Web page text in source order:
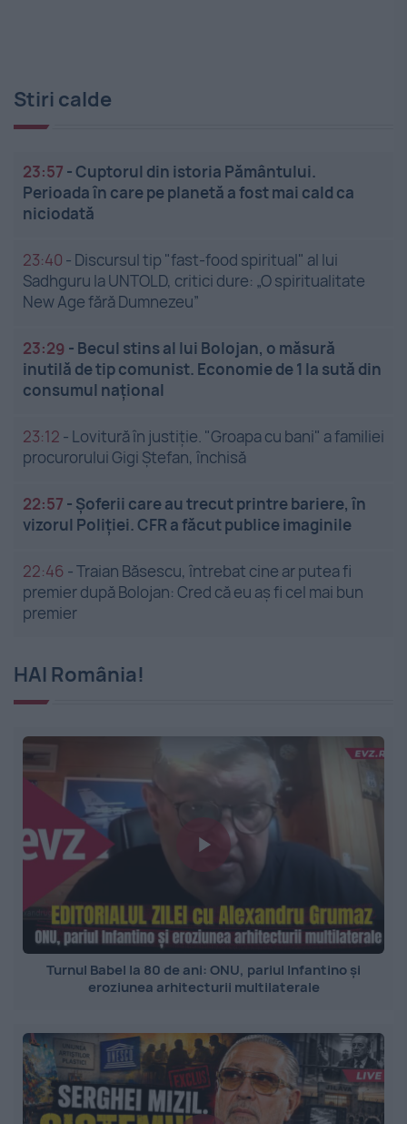
Stiri calde
23:57 -Cuptorul din istoria Pământului.
Perioada în care pe planetă a fost mai cald ca
niciodată
23:40 - Discursul tip "fast-food spiritual" al lui
Sadhguru la UNTOLD, critici dure: „O spiritualitate
New Age fără Dumnezeu”
23:29 - Becul stins al lui Bolojan, o măsură
inutilă de tip comunist. Economie de 1 la sută din
consumul național
23:12 - Lovitură în justiție. "Groapa cu bani" a familiei
procurorului Gigi Ștefan, închisă
22:57 - Șoferii care au trecut printre bariere, în
vizorul Poliției. CFR a făcut publice imaginile
22:46 -Traian Băsescu, întrebat cine ar putea fi
premier după Bolojan: Cred că eu aș fi cel mai bun
premier
HAI România!
Turnul Babel la 80 de ani: ONU, pariul Infantino și
eroziunea arhitecturii multilaterale